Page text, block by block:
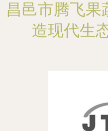
昌邑市腾飞果
造现代生